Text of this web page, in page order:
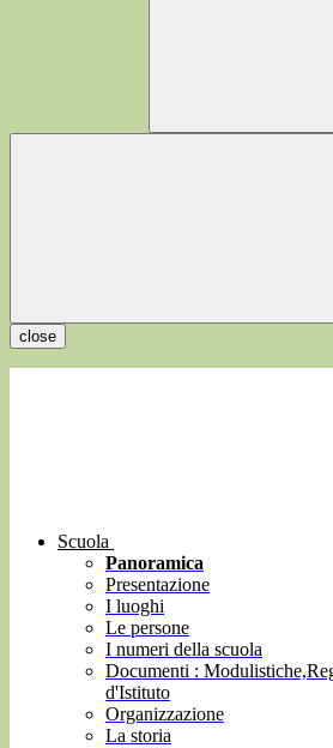
close
Scuola
Panoramica
Presentazione
I luoghi
Le persone
I numeri della scuola
Documenti :
d'Istituto
Organizzazione
La storia